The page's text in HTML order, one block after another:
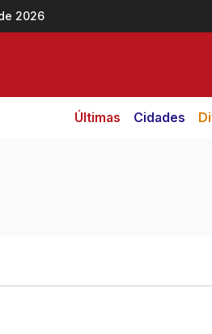
2026
Últimas Cidades